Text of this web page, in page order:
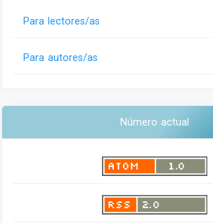
Para lectores/as
Para autores/as
Número actual